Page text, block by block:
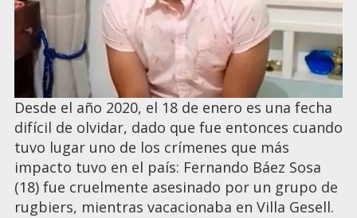
Desde el año 2020, el 18 de enero es una fecha
difícil de olvidar, dado que fue entonces cuando
tuvo lugar uno de los crímenes que más
impacto tuvo en el país: Fernando Báez Sosa
(18) fue cruelmente asesinado por un grupo de
rugbiers, mientras vacacionaba en Villa Gesell.